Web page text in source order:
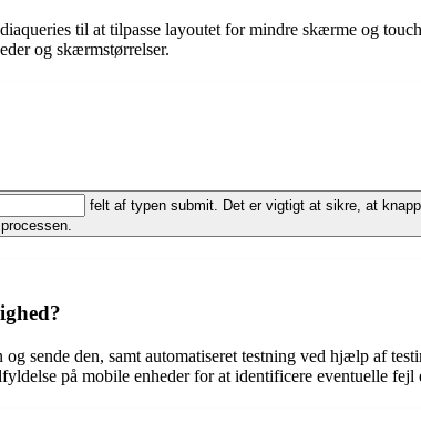
til at tilpasse layoutet for mindre skærme og
og skærmstørrelser.
felt af typen submit. Det er vigtigt at sikre, at
sende den, samt automatiseret testning ved hjælp af
på mobile enheder for at identificere eventuelle fejl